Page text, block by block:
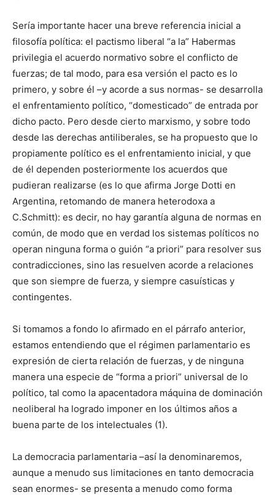
Sería importante hacer una breve referencia inicial a
filosofía política: el pactismo liberal “a la” Habermas
privilegia el acuerdo normativo sobre el conflicto de
fuerzas; de tal modo, para esa versión el pacto es lo
primero, y sobre él –y acorde a sus normas- se desarrolla
el enfrentamiento político, “domesticado” de entrada por
dicho pacto. Pero desde cierto marxismo, y sobre todo
desde las derechas antiliberales, se ha propuesto que lo
propiamente político es el enfrentamiento inicial, y que
de él dependen posteriormente los acuerdos que
pudieran realizarse (es lo que afirma Jorge Dotti en
Argentina, retomando de manera heterodoxa a
C.Schmitt): es decir, no hay garantía alguna de normas en
común, de modo que en verdad los sistemas políticos no
operan ninguna forma o guión “a priori” para resolver sus
contradicciones, sino las resuelven acorde a relaciones
que son siempre de fuerza, y siempre casuísticas y
contingentes.
Si tomamos a fondo lo afirmado en el párrafo anterior,
estamos entendiendo que el régimen parlamentario es
expresión de cierta relación de fuerzas, y de ninguna
manera una especie de “forma a priori” universal de lo
político, tal como la apacentadora máquina de dominación
neoliberal ha logrado imponer en los últimos años a
buena parte de los intelectuales (1).
La democracia parlamentaria –así la denominaremos,
aunque a menudo sus limitaciones en tanto democracia
sean enormes- se presenta a menudo como forma